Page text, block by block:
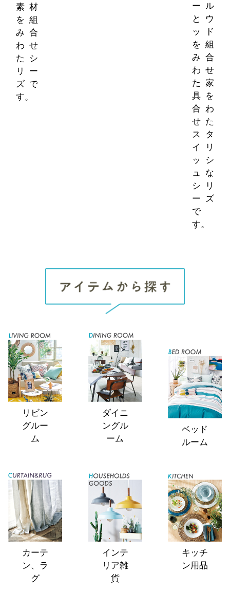
素材
を組
み合
わせ
たシ
リー
ズで
す。
ール
とウ
ッド
を組
み合
わせ
た家
具を
合わ
せた
スタ
イリ
ッシ
ュな
シリ
ーズ
で
す。
リビン
グルー
ム
ダイニ
ングル
ーム
ベッド
ルーム
カーテ
ン、ラ
グ
インテ
リア雑
貨
キッチ
ン用品